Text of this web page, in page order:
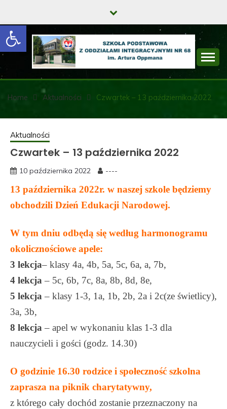
Open toolbar
content
SZKOŁA
PODSTAWOWA Z
ODDZIAŁAMI
INTEGRACYJNYMI
NR 68 IM. ARTURA
OPPMANA
Home Aktualności Czwartek – 13 października 2022
Aktualności
Czwartek – 13 października 2022
10 października 2022 ----
13 października 2022r. w naszej szkole będziemy
obchodzili Dzień Edukacji Narodowej.
W tym dniu odbędą się według harmonogramu
okolicznościowe apele:
3 lekcja– klasy 4a, 4b, 5a, 5c, 6a, a, 7b,
4 lekcja – 5c, 6b, 7c, 8a, 8b, 8d, 8e,
5 lekcja – klasy 1-3, 1a, 1b, 2b, 2a i 2c(ze świetlicy),
3a, 3b,
8 lekcja – apel w wykonaniu klas 1-3 dla
nauczycieli i gości (godz. 14.30)
O godzinie 16.30 rodzice i społeczność szkolna
zaprasza na piknik charytatywny,
z którego cały dochód zostanie przeznaczony na